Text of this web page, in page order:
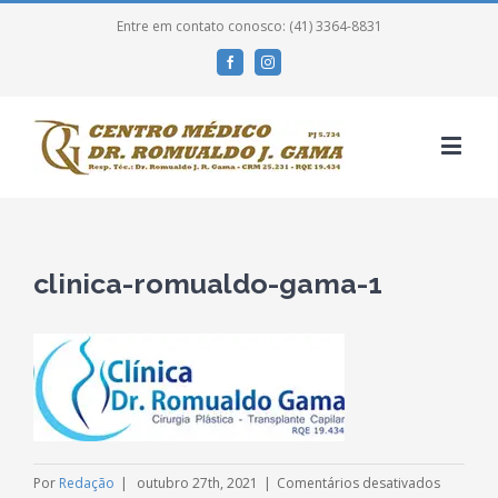
Entre em contato conosco: (41) 3364-8831
FacebookInstagram
clinica-romualdo-gama-1
Por Redação | outubro 27th, 2021 | Comentários desativadosem